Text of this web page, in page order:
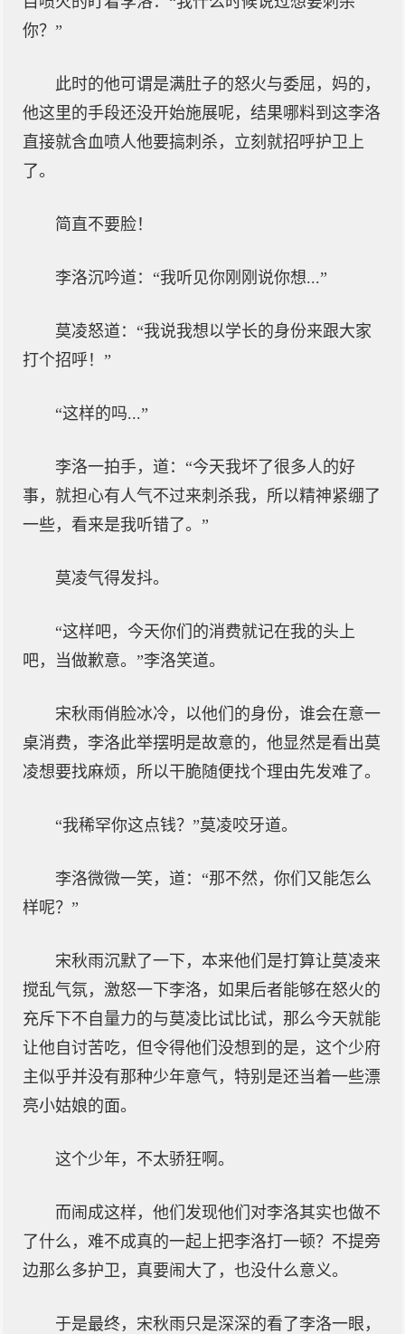
你？”
此时的他可谓是满肚子的怒火与委屈，妈的，
他这里的手段还没开始施展呢，结果哪料到这李洛
直接就含血喷人他要搞刺杀，立刻就招呼护卫上
了。
简直不要脸！
李洛沉吟道：“我听见你刚刚说你想...”
莫凌怒道：“我说我想以学长的身份来跟大家
打个招呼！”
“这样的吗...”
李洛一拍手，道：“今天我坏了很多人的好
事，就担心有人气不过来刺杀我，所以精神紧绷了
一些，看来是我听错了。”
莫凌气得发抖。
“这样吧，今天你们的消费就记在我的头上
吧，当做歉意。”李洛笑道。
宋秋雨俏脸冰冷，以他们的身份，谁会在意一
桌消费，李洛此举摆明是故意的，他显然是看出莫
凌想要找麻烦，所以干脆随便找个理由先发难了。
“我稀罕你这点钱？”莫凌咬牙道。
李洛微微一笑，道：“那不然，你们又能怎么
样呢？”
宋秋雨沉默了一下，本来他们是打算让莫凌来
搅乱气氛，激怒一下李洛，如果后者能够在怒火的
充斥下不自量力的与莫凌比试比试，那么今天就能
让他自讨苦吃，但令得他们没想到的是，这个少府
主似乎并没有那种少年意气，特别是还当着一些漂
亮小姑娘的面。
这个少年，不太骄狂啊。
而闹成这样，他们发现他们对李洛其实也做不
了什么，难不成真的一起上把李洛打一顿？不提旁
边那么多护卫，真要闹大了，也没什么意义。
于是最终，宋秋雨只是深深的看了李洛一眼，